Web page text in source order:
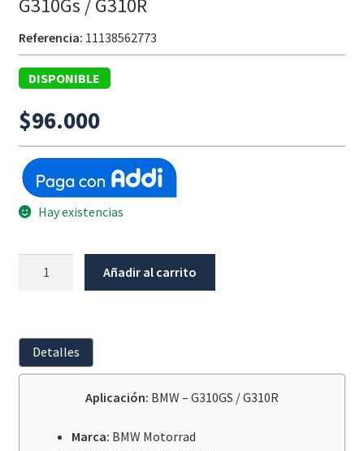
G310Gs / G310R
Referencia: 11138562773
DISPONIBLE
$96.000
Hay existencias
Agua
Bmw
Añadir al carrito
Detalles
Aplicación: BMW – G310GS / G310R
Marca: BMW Motorrad